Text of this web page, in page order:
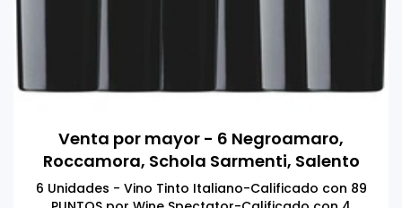
Venta por mayor - 6 Negroamaro,
Roccamora, Schola Sarmenti, Salento
IGT, Italia 750ml
6 Unidades - Vino Tinto Italiano-Calificado con 89